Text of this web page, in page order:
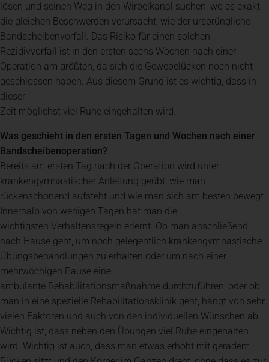
lösen und seinen Weg in den Wirbelkanal suchen, wo es exakt
die gleichen Beschwerden verursacht, wie der ursprüngliche
Bandscheibenvorfall. Das Risiko für einen solchen
Rezidivvorfall ist in den ersten sechs Wochen nach einer
Operation am größten, da sich die Gewebelücken noch nicht
geschlossen haben. Aus diesem Grund ist es wichtig, dass in
dieser
Zeit möglichst viel Ruhe eingehalten wird.
Was geschieht in den ersten Tagen und Wochen nach einer
Bandscheibenoperation?
Bereits am ersten Tag nach der Operation wird unter
krankengymnastischer Anleitung geübt, wie man
rückenschonend aufsteht und wie man sich am besten bewegt.
Innerhalb von wenigen Tagen hat man die
wichtigsten Verhaltensregeln erlernt. Ob man anschließend
nach Hause geht, um noch gelegentlich krankengymnastische
Übungsbehandlungen zu erhalten oder um nach einer
mehrwöchigen Pause eine
ambulante Rehabilitationsmaßnahme durchzuführen, oder ob
man in eine spezielle Rehabilitationsklinik geht, hängt von sehr
vielen Faktoren und auch von den individuellen Wünschen ab.
Wichtig ist, dass neben den Übungen viel Ruhe eingehalten
wird. Wichtig ist auch, dass man etwas erhöht mit geradem